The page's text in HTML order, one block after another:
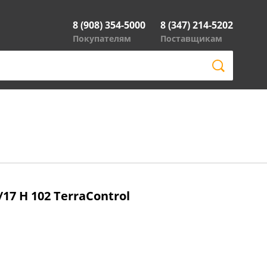
8 (908) 354-5000
Покупателям
8 (347) 214-5202
Поставщикам
H 102 TerraControl